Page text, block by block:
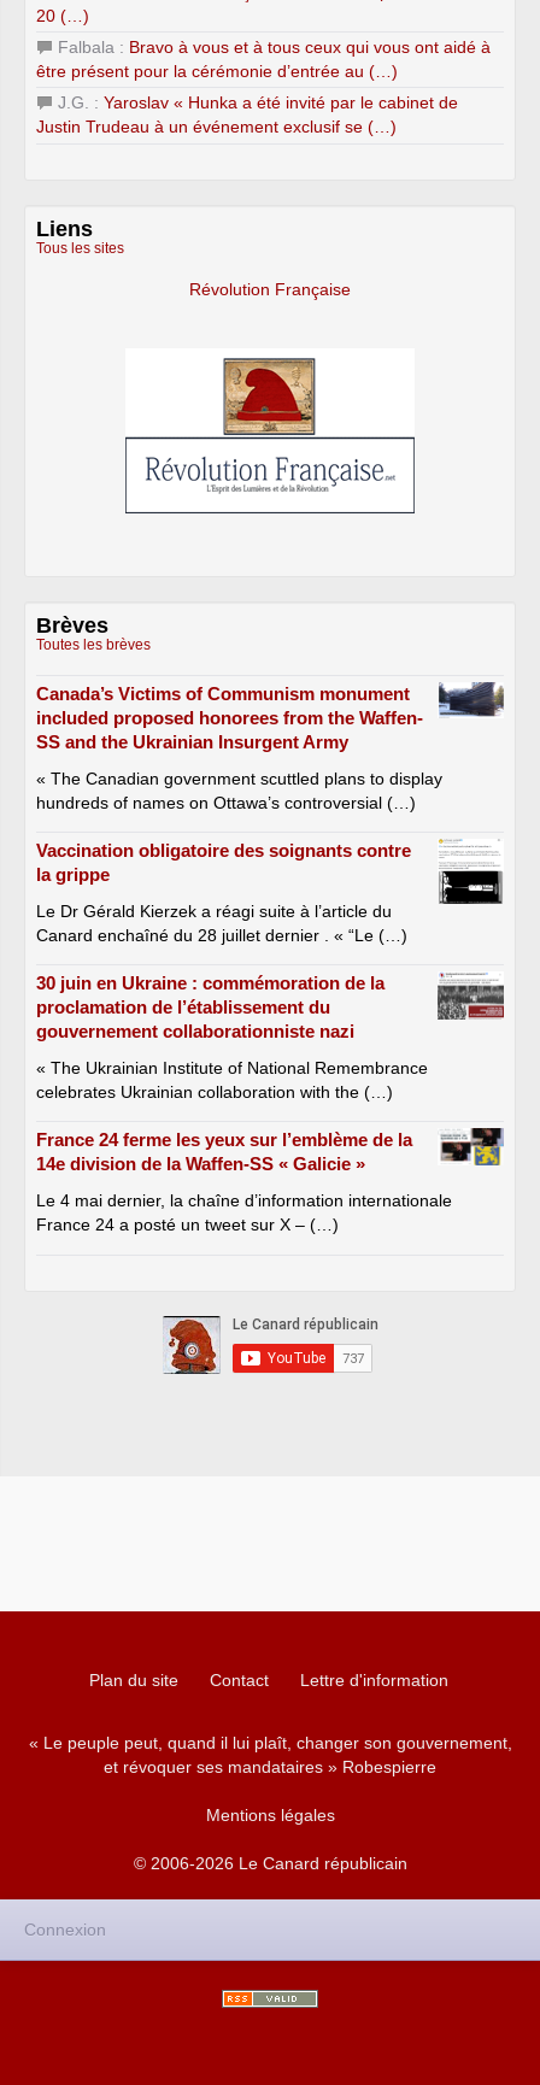
20 (…)
Falbala : Bravo à vous et à tous ceux qui vous ont aidé à
être présent pour la cérémonie d’entrée au (…)
J.G. : Yaroslav « Hunka a été invité par le cabinet de
Justin Trudeau à un événement exclusif se (…)
Liens
Tous les sites
Révolution Française
Brèves
Toutes les brèves
Canada’s Victims of Communism monument
included proposed honorees from the Waffen-
SS and the Ukrainian Insurgent Army
« The Canadian government scuttled plans to display
hundreds of names on Ottawa’s controversial (…)
Vaccination obligatoire des soignants contre
la grippe
Le Dr Gérald Kierzek a réagi suite à l’article du
Canard enchaîné du 28 juillet dernier . « “Le (…)
30 juin en Ukraine : commémoration de la
proclamation de l’établissement du
gouvernement collaborationniste nazi
« The Ukrainian Institute of National Remembrance
celebrates Ukrainian collaboration with the (…)
France 24 ferme les yeux sur l’emblème de la
14e division de la Waffen-SS « Galicie »
Le 4 mai dernier, la chaîne d’information internationale
France 24 a posté un tweet sur X – (…)
Plan du site Contact Lettre d'information
« Le peuple peut, quand il lui plaît, changer son gouvernement,
et révoquer ses mandataires » Robespierre
Mentions légales
© 2006-2026 Le Canard républicain
Connexion